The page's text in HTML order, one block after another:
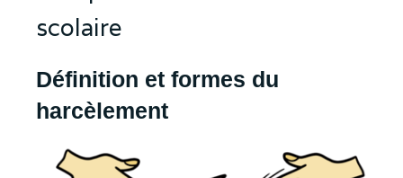
scolaire
Définition et formes du
harcèlement